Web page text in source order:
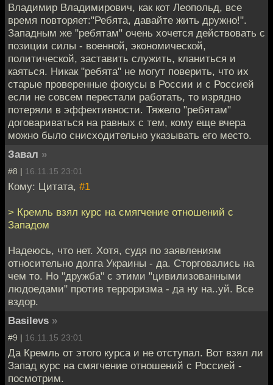
Владимир Владимирович, как кот Леопольд, все
время повторяет:"Ребята, давайте жить дружно!".
Западным же "ребятам" очень хочется действовать с
позиции силы - военной, экономической,
политической, заставить служить, кланиться и
каяться. Никак "ребята" не могут поверить, что их
старые проверенные фокусы в России и с Россией
если не совсем перестали работать, то изрядно
потеряли в эффективности. Тяжело "ребятам"
договариваться на равных с тем, кому еще вчера
можно было снисходительно указывать его место.
Завал »
#8 | 16.11.15 23:01
Кому: Цитата, #1
> Кремль взял курс на смягчение отношений с
Западом
Надеюсь, что нет. Хотя, судя по заявлениям
относительно долга Украины - да. Сторговались на
чем то. Но "дружба" с этими "цивилизованными
людоедами" против терроризма - да ну на..уй. Все
вздор.
Basilevs »
#9 | 16.11.15 23:01
Да Кремль от этого курса и не отступал. Вот взял ли
Запад курс на смягчение отношений с Россией -
посмотрим.